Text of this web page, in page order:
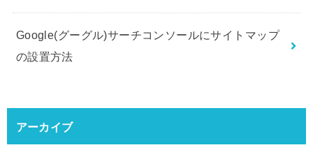
Google(グーグル)サーチコンソールにサイトマップ
の設置方法
アーカイブ